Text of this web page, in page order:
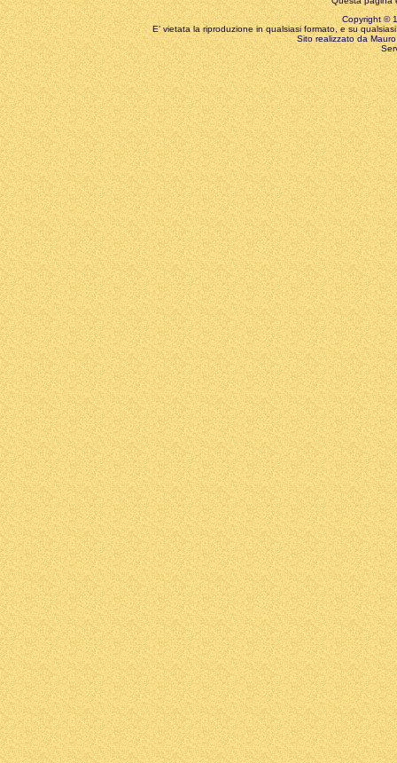
Copyright ©
E' vietata la riproduzione in qualsiasi formato, e su
Sito realizzato da